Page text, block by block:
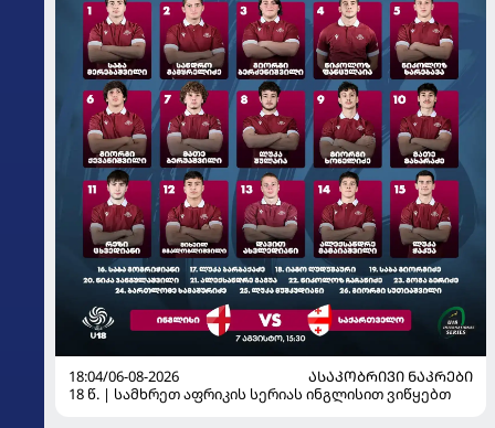
18:04/06-08-2026
ᲐᲡᲐᲙᲝᲑᲠᲘᲕᲘ ᲜᲐᲙᲠᲔᲑᲘ
18 წ. | სამხრეთ აფრიკის სერიას ინგლისით ვიწყებთ